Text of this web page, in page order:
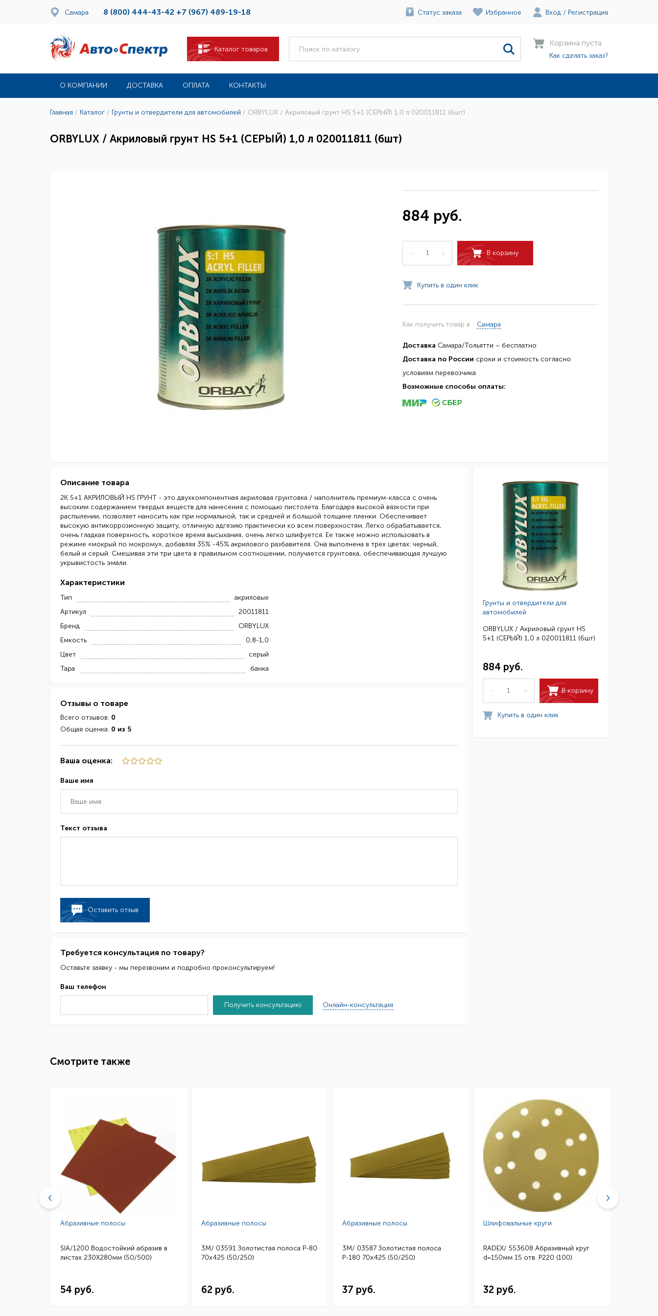
Самара 8 (800) 444-43-42 +7 (967) 489-19-18 Статус заказа Избранное Вход / Регистрация
Каталог товаров
Корзина пуста
Как сделать заказ?
О КОМПАНИИ ДОСТАВКА ОПЛАТА КОНТАКТЫ
Главная / Каталог / Грунты и отвердители для автомобилей / ORBYLUX / Акриловый грунт HS 5+1 (СЕРЫЙ) 1,0 л 020011811 (6шт)
ORBYLUX / Акриловый грунт HS 5+1 (СЕРЫЙ) 1,0 л 020011811 (6шт)
884 руб.
– + В корзину
Купить в один клик
Как получить товар в Самара
Доставка Самара/Тольятти – бесплатно
Доставка по России сроки и стоимость согласно
условиям перевозчика
Возможные способы оплаты:
Описание товара
2К 5+1 АКРИЛОВЫЙ HS ГРУНТ - это двухкомпонентная акриловая грунтовка / наполнитель премиум-класса с очень
высоким содержанием твердых веществ для нанесения с помощью пистолета. Благодаря высокой вязкости при
распылении, позволяет наносить как при нормальной, так и средней и большой толщине пленки. Обеспечивает
высокую антикоррозионную защиту, отличную адгезию практически ко всем поверхностям. Легко обрабатывается,
очень гладкая поверхность, короткое время высыхания, очень легко шлифуется. Ее также можно использовать в
режиме «мокрый по мокрому», добавляя 35% -45% акрилового разбавителя. Она выполнена в трех цветах: черный,
белый и серый. Смешивая эти три цвета в правильном соотношении, получается грунтовка, обеспечивающая лучшую
укрывистость эмали.
Характеристики
Тип
акриловые
Артикул
20011811
Бренд
ORBYLUX
Емкость
0,8-1,0
Цвет
серый
Тара
банка
Отзывы о товаре
Всего отзывов: 0
Общая оценка: 0 из 5
Ваша оценка:
Ваше имя
Текст отзыва
Оставить отзыв
Требуется консультация по товару?
Оставьте заявку - мы перезвоним и подробно проконсультируем!
Ваш телефон
Получить консультацию Онлайн-консультация
Грунты и отвердители для
автомобилей
ORBYLUX / Акриловый грунт HS
5+1 (СЕРЫЙ) 1,0 л 020011811 (6шт)
884 руб.
– + В корзину
Купить в один клик
Смотрите также
Абразивные полосы
SIA/1200 Водостойкий абразив в
листах 230Х280мм (50/500)
54 руб.
Абразивные полосы
3M/ 03591 Золотистая полоса Р-80
70х425 (50/250)
62 руб.
Абразивные полосы
3M/ 03587 Золотистая полоса
Р-180 70х425 (50/250)
37 руб.
Шлифовальные круги
RADEX/ 553608 Абразивный круг
d=150мм 15 отв. Р220 (100)
32 руб.